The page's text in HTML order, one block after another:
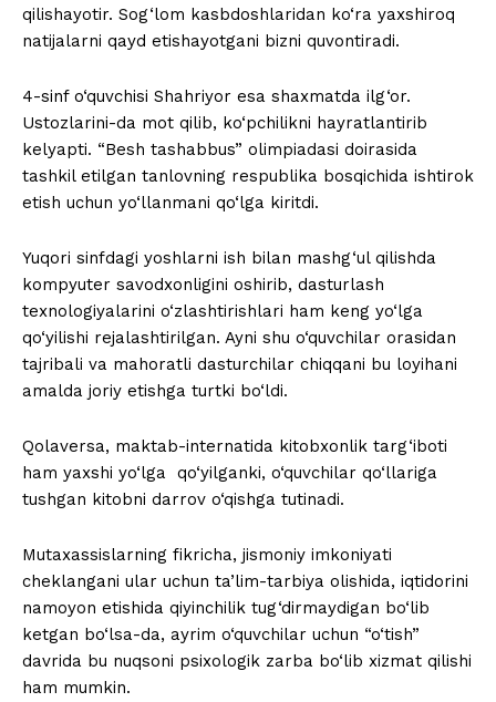
qilishayotir. Sog‘lom kasbdoshlaridan ko‘ra yaxshiroq
natijalarni qayd etishayotgani bizni quvontiradi.
4-sinf o‘quvchisi Shahriyor esa shaxmatda ilg‘or.
Ustozlarini-da mot qilib, ko‘pchilikni hayratlantirib
kelyapti. “Besh tashabbus” olimpiadasi doirasida
tashkil etilgan tanlovning respublika bosqichida ishtirok
etish uchun yo‘llanmani qo‘lga kiritdi.
Yuqori sinfdagi yoshlarni ish bilan mashg‘ul qilishda
kompyuter savodxonligini oshirib, dasturlash
texnologiyalarini o‘zlashtirishlari ham keng yo‘lga
qo‘yilishi rejalashtirilgan. Ayni shu o‘quvchilar orasidan
tajribali va mahoratli dasturchilar chiqqani bu loyihani
amalda joriy etishga turtki bo‘ldi.
Qolaversa, maktab-internatida kitobxonlik targ‘iboti
ham yaxshi yo‘lga qo‘yilganki, o‘quvchilar qo‘llariga
tushgan kitobni darrov o‘qishga tutinadi.
Mutaxassislarning fikricha, jismoniy imkoniyati
cheklangani ular uchun ta’lim-tarbiya olishida, iqtidorini
namoyon etishida qiyinchilik tug‘dirmaydigan bo‘lib
ketgan bo‘lsa-da, ayrim o‘quvchilar uchun “o‘tish”
davrida bu nuqsoni psixologik zarba bo‘lib xizmat qilishi
ham mumkin.